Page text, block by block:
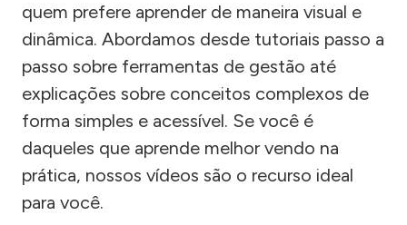
quem prefere aprender de maneira visual e
dinâmica. Abordamos desde tutoriais passo a
passo sobre ferramentas de gestão até
explicações sobre conceitos complexos de
forma simples e acessível. Se você é
daqueles que aprende melhor vendo na
prática, nossos vídeos são o recurso ideal
para você.